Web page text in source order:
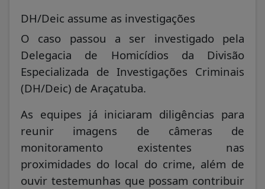
DH/Deic assume as investigações
O caso passou a ser investigado pela
Delegacia de Homicídios da Divisão
Especializada de Investigações Criminais
(DH/Deic) de Araçatuba.
As equipes já iniciaram diligências para
reunir imagens de câmeras de
monitoramento existentes nas
proximidades do local do crime, além de
ouvir testemunhas que possam contribuir